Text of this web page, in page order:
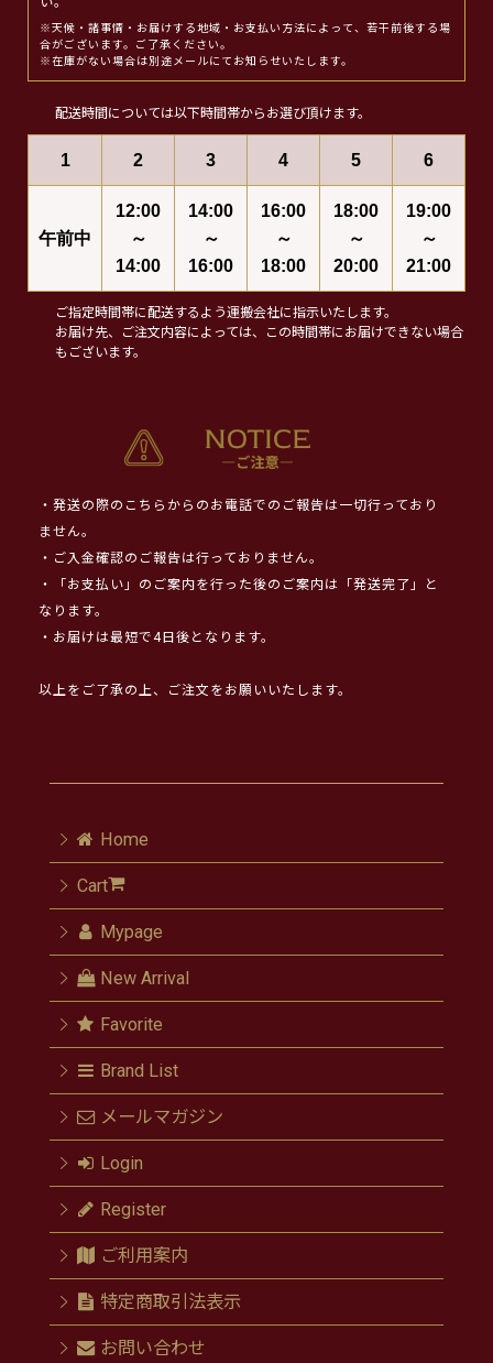
※天候・諸事情・お届けする地域・お支払い方法によって、若干前後する場
合がございます。ご了承ください。
※在庫がない場合は別途メールにてお知らせいたします。
配送時間については以下時間帯からお選び頂けます。
1 2 3 4 5 6
午前中
12:00
～
14:00
14:00
～
16:00
16:00
～
18:00
18:00
～
20:00
19:00
～
21:00
ご指定時間帯に配送するよう運搬会社に指示いたします。
お届け先、ご注文内容によっては、この時間帯にお届けできない場合
もございます。
・発送の際のこちらからのお電話でのご報告は一切行っており
ません。
・ご入金確認のご報告は行っておりません。
・「お支払い」のご案内を行った後のご案内は「発送完了」と
なります。
・お届けは最短で4日後となります。
以上をご了承の上、ご注文をお願いいたします。
Home
Cart
Mypage
New Arrival
Favorite
Brand List
メールマガジン
Login
Register
ご利用案内
特定商取引法表示
お問い合わせ